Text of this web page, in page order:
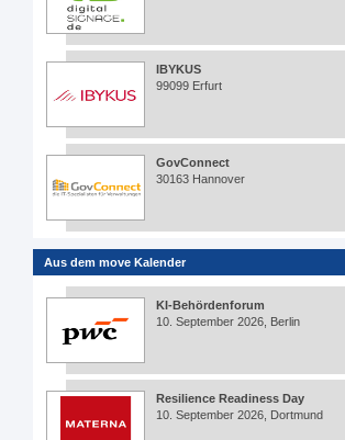
IBYKUS
99099 Erfurt
GovConnect
30163 Hannover
Aus dem move Kalender
KI-Behördenforum
10. September 2026, Berlin
Resilience Readiness Day
10. September 2026, Dortmund